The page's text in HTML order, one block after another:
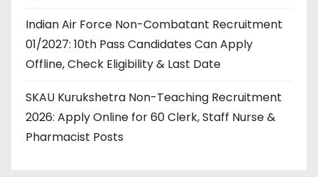
Indian Air Force Non-Combatant Recruitment
01/2027: 10th Pass Candidates Can Apply
Offline, Check Eligibility & Last Date
SKAU Kurukshetra Non-Teaching Recruitment
2026: Apply Online for 60 Clerk, Staff Nurse &
Pharmacist Posts